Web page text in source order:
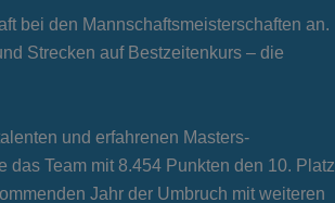
bei den Mannschaftsmeisterschaften an.
Strecken auf Bestzeitenkurs – die
und erfahrenen Masters-
Team mit 8.454 Punkten den 10. Platz
Jahr der Umbruch mit weiteren